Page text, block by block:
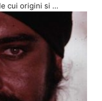
cui origini si …